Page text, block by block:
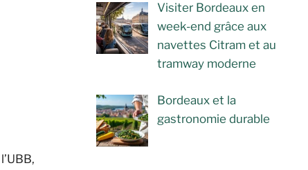
Visiter Bordeaux en
week-end grâce aux
navettes Citram et au
tramway moderne
Bordeaux et la
gastronomie durable